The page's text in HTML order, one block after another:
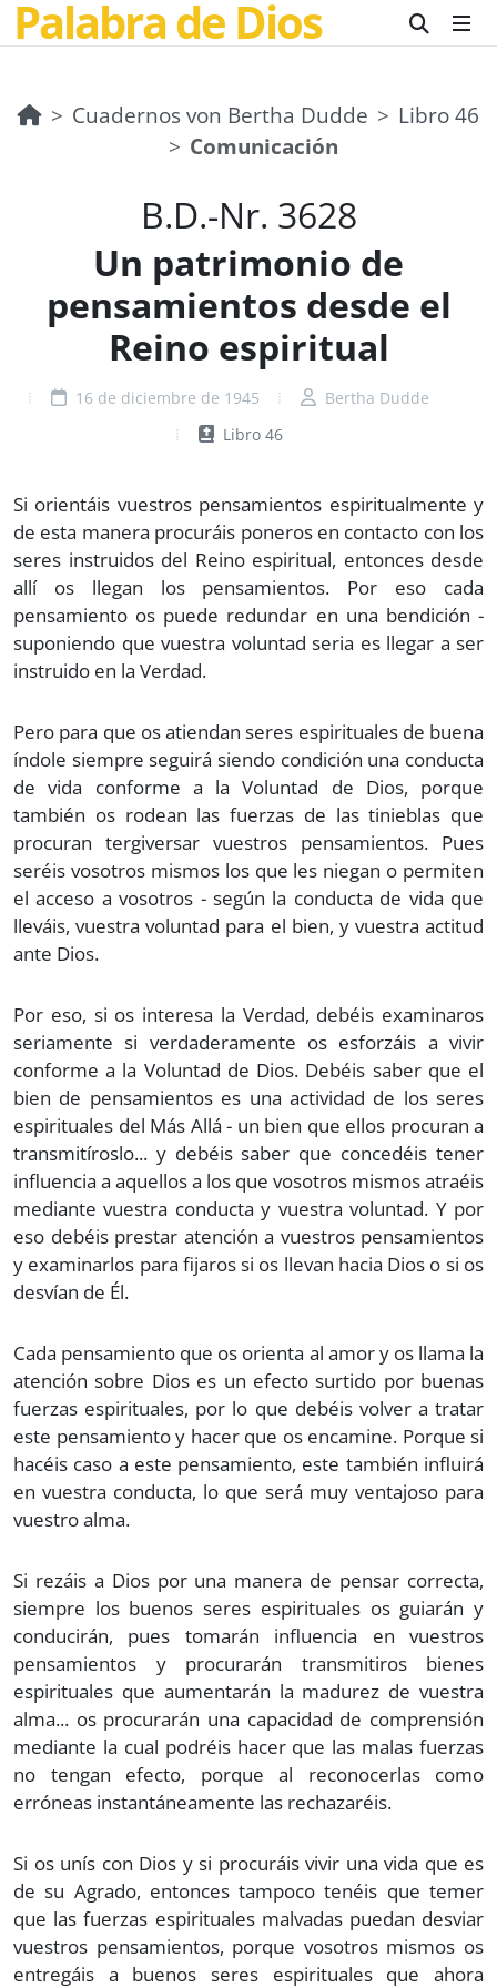
Palabra de Dios
Cuadernos von Bertha Dudde
Libro 46
Comunicación
B.D.-Nr. 3628
Un patrimonio de
pensamientos desde el
Reino espiritual
16 de diciembre de 1945
Bertha Dudde
Libro 46
Si orientáis vuestros pensamientos espiritualmente y
de esta manera procuráis poneros en contacto con los
seres instruidos del Reino espiritual, entonces desde
allí os llegan los pensamientos. Por eso cada
pensamiento os puede redundar en una bendición -
suponiendo que vuestra voluntad seria es llegar a ser
instruido en la Verdad.
Pero para que os atiendan seres espirituales de buena
índole siempre seguirá siendo condición una conducta
de vida conforme a la Voluntad de Dios, porque
también os rodean las fuerzas de las tinieblas que
procuran tergiversar vuestros pensamientos. Pues
seréis vosotros mismos los que les niegan o permiten
el acceso a vosotros - según la conducta de vida que
lleváis, vuestra voluntad para el bien, y vuestra actitud
ante Dios.
Por eso, si os interesa la Verdad, debéis examinaros
seriamente si verdaderamente os esforzáis a vivir
conforme a la Voluntad de Dios. Debéis saber que el
bien de pensamientos es una actividad de los seres
espirituales del Más Allá - un bien que ellos procuran a
transmitíroslo... y debéis saber que concedéis tener
influencia a aquellos a los que vosotros mismos atraéis
mediante vuestra conducta y vuestra voluntad. Y por
eso debéis prestar atención a vuestros pensamientos
y examinarlos para fijaros si os llevan hacia Dios o si os
desvían de Él.
Cada pensamiento que os orienta al amor y os llama la
atención sobre Dios es un efecto surtido por buenas
fuerzas espirituales, por lo que debéis volver a tratar
este pensamiento y hacer que os encamine. Porque si
hacéis caso a este pensamiento, este también influirá
en vuestra conducta, lo que será muy ventajoso para
vuestro alma.
Si rezáis a Dios por una manera de pensar correcta,
siempre los buenos seres espirituales os guiarán y
conducirán, pues tomarán influencia en vuestros
pensamientos y procurarán transmitiros bienes
espirituales que aumentarán la madurez de vuestra
alma... os procurarán una capacidad de comprensión
mediante la cual podréis hacer que las malas fuerzas
no tengan efecto, porque al reconocerlas como
erróneas instantáneamente las rechazaréis.
Si os unís con Dios y si procuráis vivir una vida que es
de su Agrado, entonces tampoco tenéis que temer
que las fuerzas espirituales malvadas puedan desviar
vuestros pensamientos, porque vosotros mismos os
entregáis a buenos seres espirituales que ahora